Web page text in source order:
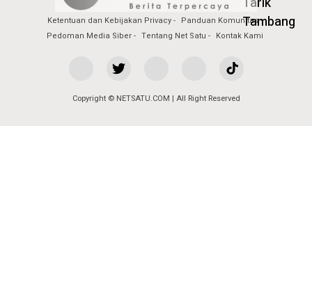
Ketentuan dan Kebijakan Privacy
Panduan Komunitas
Pedoman Media Siber
Tentang Net Satu Kontak Kami
Copyright © NETSATU.COM | All Right Reserved